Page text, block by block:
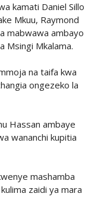
kamati Daniel Sillo
Mkuu, Raymond
mabwawa ambayo
Msingi Mkalama.
na taifa kwa
ongezeko la
Hassan ambaye
wananchi kupitia
mashamba
zaidi ya mara